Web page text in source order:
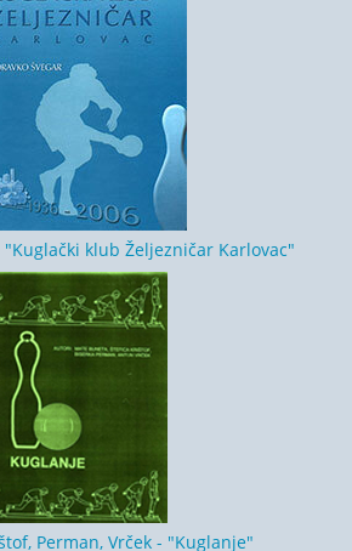
"Kuglački klub Željezničar Karlovac"
Perman, Vrček - "Kuglanje"